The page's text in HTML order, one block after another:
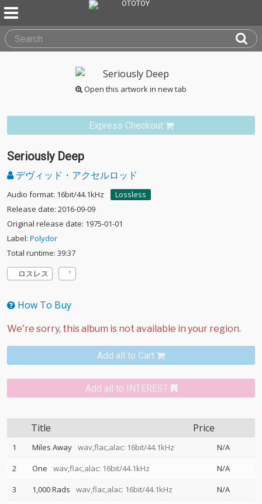
Open this artwork in new tab
Express Checkout
Seriously Deep
デヴィッド・アクセルロッド
Audio format: 16bit/44.1kHz
Lossless
Release date: 2016-09-09
Original release date: 1975-01-01
Label: Polydor
Total runtime: 39:37
ロスレス
How To Buy
Add all to Cart
Add all to INTEREST
Title Price
1 Miles Away wav,flac,alac: 16bit/44.1kHz
N/A
2
One wav,flac,alac: 16bit/44.1kHz
N/A
3
1,000 Rads wav,flac,alac: 16bit/44.1kHz
N/A